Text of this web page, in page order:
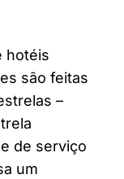
hotéis
são feitas
–
de serviço
um